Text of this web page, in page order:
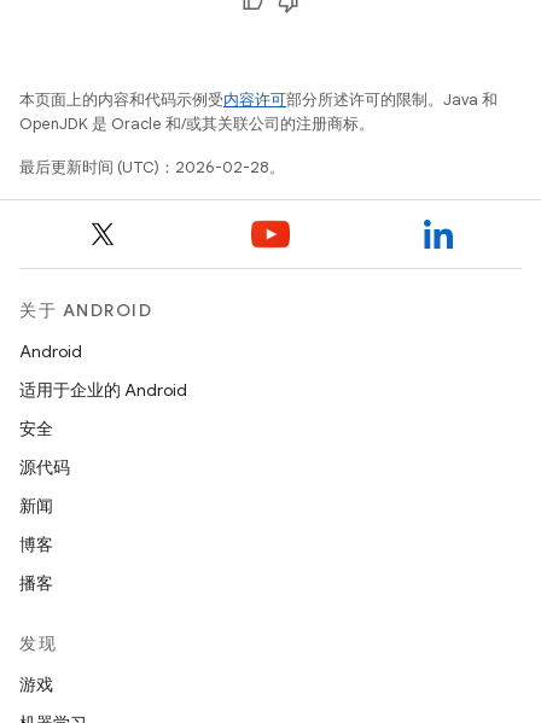
本页面上的内容和代码示例受内容许可部分所述许可的限制。Java 和
OpenJDK 是 Oracle 和/或其关联公司的注册商标。
最后更新时间 (UTC)：2026-02-28。
关于 ANDROID
Android
适用于企业的 Android
安全
源代码
新闻
博客
播客
发现
游戏